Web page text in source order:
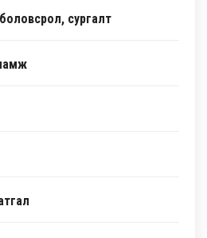
сургалт